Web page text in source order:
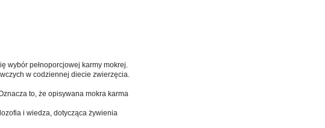
wybór pełnoporcjowej karmy mokrej.
w codziennej diecie zwierzęcia.
to, że opisywana mokra karma
i wiedza, dotycząca żywienia